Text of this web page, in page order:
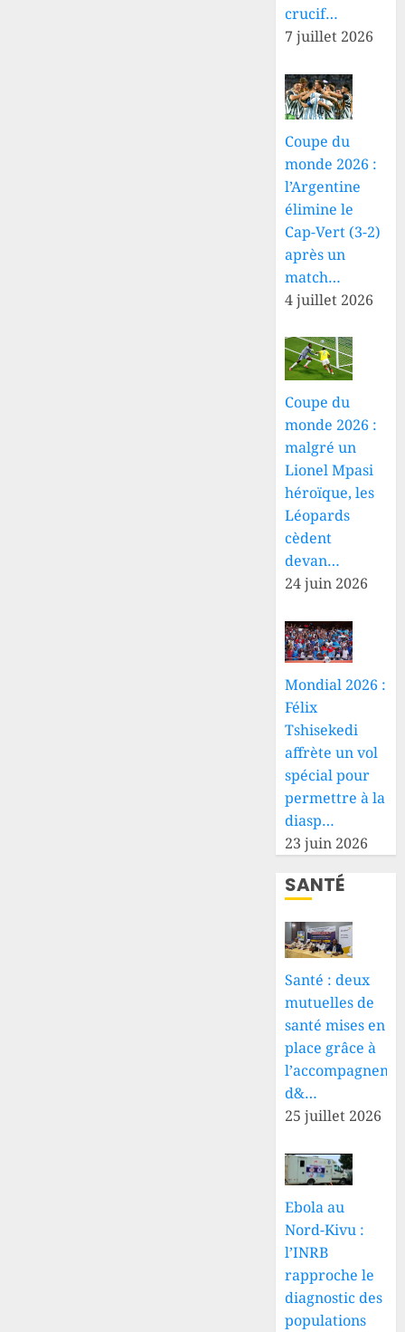
crucif…
7 juillet 2026
Coupe du
monde 2026 :
l’Argentine
élimine le
Cap-Vert (3-2)
après un
match…
4 juillet 2026
Coupe du
monde 2026 :
malgré un
Lionel Mpasi
héroïque, les
Léopards
cèdent
devan…
24 juin 2026
Mondial 2026 :
Félix
Tshisekedi
affrète un vol
spécial pour
permettre à la
diasp…
23 juin 2026
SANTÉ
Santé : deux
mutuelles de
santé mises en
place grâce à
d&…
25 juillet 2026
Ebola au
Nord-Kivu :
l’INRB
rapproche le
diagnostic des
populations